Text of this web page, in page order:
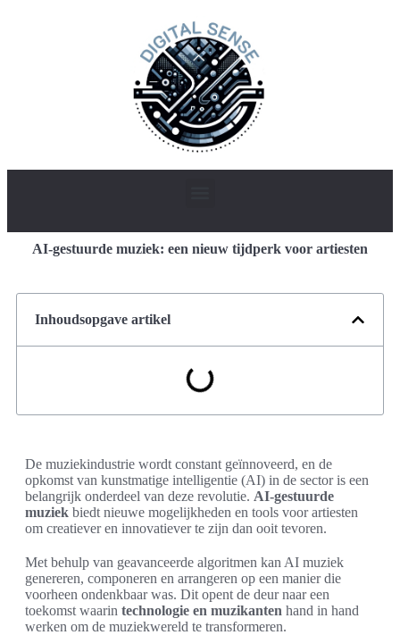
AI-gestuurde muziek: een nieuw tijdperk voor artiesten
Inhoudsopgave artikel
De muziekindustrie wordt constant geïnnoveerd, en de
opkomst van kunstmatige intelligentie (AI) in de sector is een
belangrijk onderdeel van deze revolutie. AI-gestuurde
muziek biedt nieuwe mogelijkheden en tools voor artiesten
om creatiever en innovatiever te zijn dan ooit tevoren.
Met behulp van geavanceerde algoritmen kan AI muziek
genereren, componeren en arrangeren op een manier die
voorheen ondenkbaar was. Dit opent de deur naar een
toekomst waarin technologie en muzikanten hand in hand
werken om de muziekwereld te transformeren.